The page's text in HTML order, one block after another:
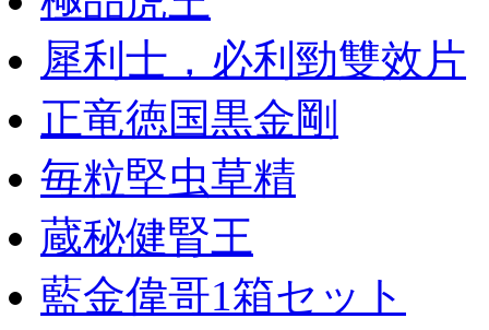
犀利士，必利勁雙效片
正竜徳国黒金剛
毎粒堅虫草精
蔵秘健腎王
藍金偉哥1箱セット